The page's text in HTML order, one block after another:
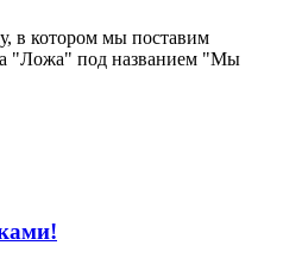
в котором мы поставим
"Ложа" под названием "Мы